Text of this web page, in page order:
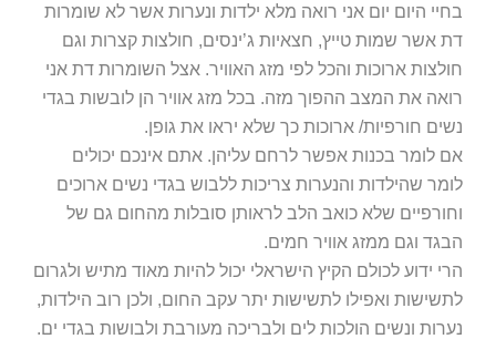
בחיי היום יום אני רואה מלא ילדות ונערות אשר לא שומרות
דת אשר שמות טייץ, חצאיות ג’ינסים, חולצות קצרות וגם
חולצות ארוכות והכל לפי מזג האוויר. אצל השומרות דת אני
רואה את המצב ההפוך מזה. בכל מזג אוויר הן לובשות בגדי
נשים חורפיות/ ארוכות כך שלא יראו את גופן.
אם לומר בכנות אפשר לרחם עליהן. אתם אינכם יכולים
לומר שהילדות והנערות צריכות ללבוש בגדי נשים ארוכים
וחורפיים שלא כואב הלב לראותן סובלות מהחום גם של
הבגד וגם ממזג אוויר חמים.
הרי ידוע לכולם הקיץ הישראלי יכול להיות מאוד מתיש ולגרום
לתשישות ואפילו לתשישות יתר עקב החום, ולכן רוב הילדות,
נערות ונשים הולכות לים ולבריכה מעורבת ולבושות בגדי ים.